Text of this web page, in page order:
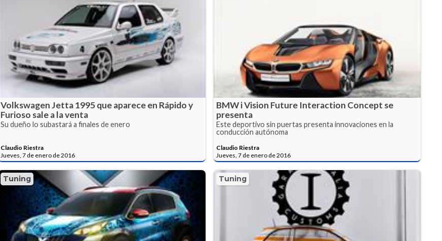
Volkswagen Jetta 1995 que aparece en Rápido y
Furioso sale a la venta
Su dueño lo subastará a finales de enero
Claudio Riestra
Jueves, 7 de enero de 2016
BMW i Vision Future Interaction Concept se
presenta
Este deportivo sin puertas presenta innovaciones en la
conducción autónoma
Claudio Riestra
Jueves, 7 de enero de 2016
Tuning Tuning